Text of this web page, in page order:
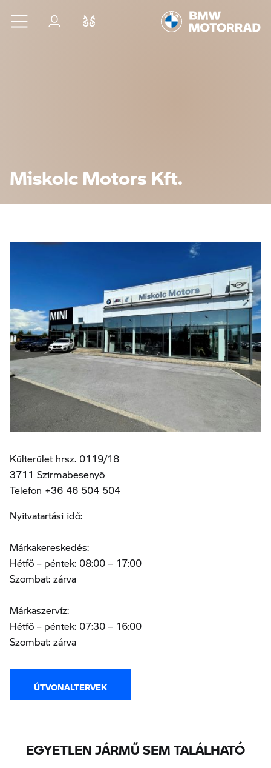
Ugrás a főtartalomra
BejelentkezésÖsszehasonlítás
Miskolc Motors Kft.
Külterület hrsz. 0119/18
3711 Szirmabesenyö
Telefon +36 46 504 504
Nyitvatartási idő:
Márkakereskedés:
Hétfő – péntek: 08:00 – 17:00
Szombat: zárva
Márkaszervíz:
Hétfő – péntek: 07:30 – 16:00
Szombat: zárva
ÚTVONALTERVEK
EGYETLEN JÁRMŰ SEM TALÁLHATÓ